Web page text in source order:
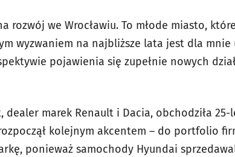
rozwój we Wrocławiu. To młode miasto,
wyzwaniem na najbliższe lata jest dla
pojawienia się zupełnie nowych
dealer marek Renault i Dacia, obchodziła
kolejnym akcentem – do portfolio
ponieważ samochody Hyundai